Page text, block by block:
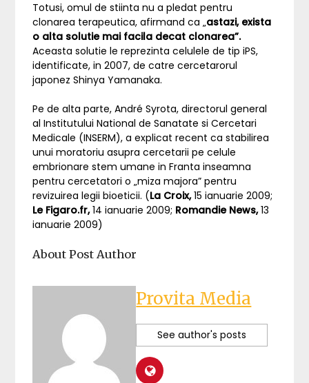
Totusi, omul de stiinta nu a pledat pentru
clonarea terapeutica, afirmand ca „astazi, exista
o alta solutie mai facila decat clonarea”.
Aceasta solutie le reprezinta celulele de tip iPS,
identificate, in 2007, de catre cercetarorul
japonez Shinya Yamanaka.
Pe de alta parte, André Syrota, directorul general
al Institutului National de Sanatate si Cercetari
Medicale (INSERM), a explicat recent ca stabilirea
unui moratoriu asupra cercetarii pe celule
embrionare stem umane in Franta inseamna
pentru cercetatori o „miza majora” pentru
revizuirea legii bioeticii. (La Croix,15 ianuarie 2009;
Le Figaro.fr,14 ianuarie 2009; Romandie News,13
ianuarie 2009)
About Post Author
Provita Media
See author's posts